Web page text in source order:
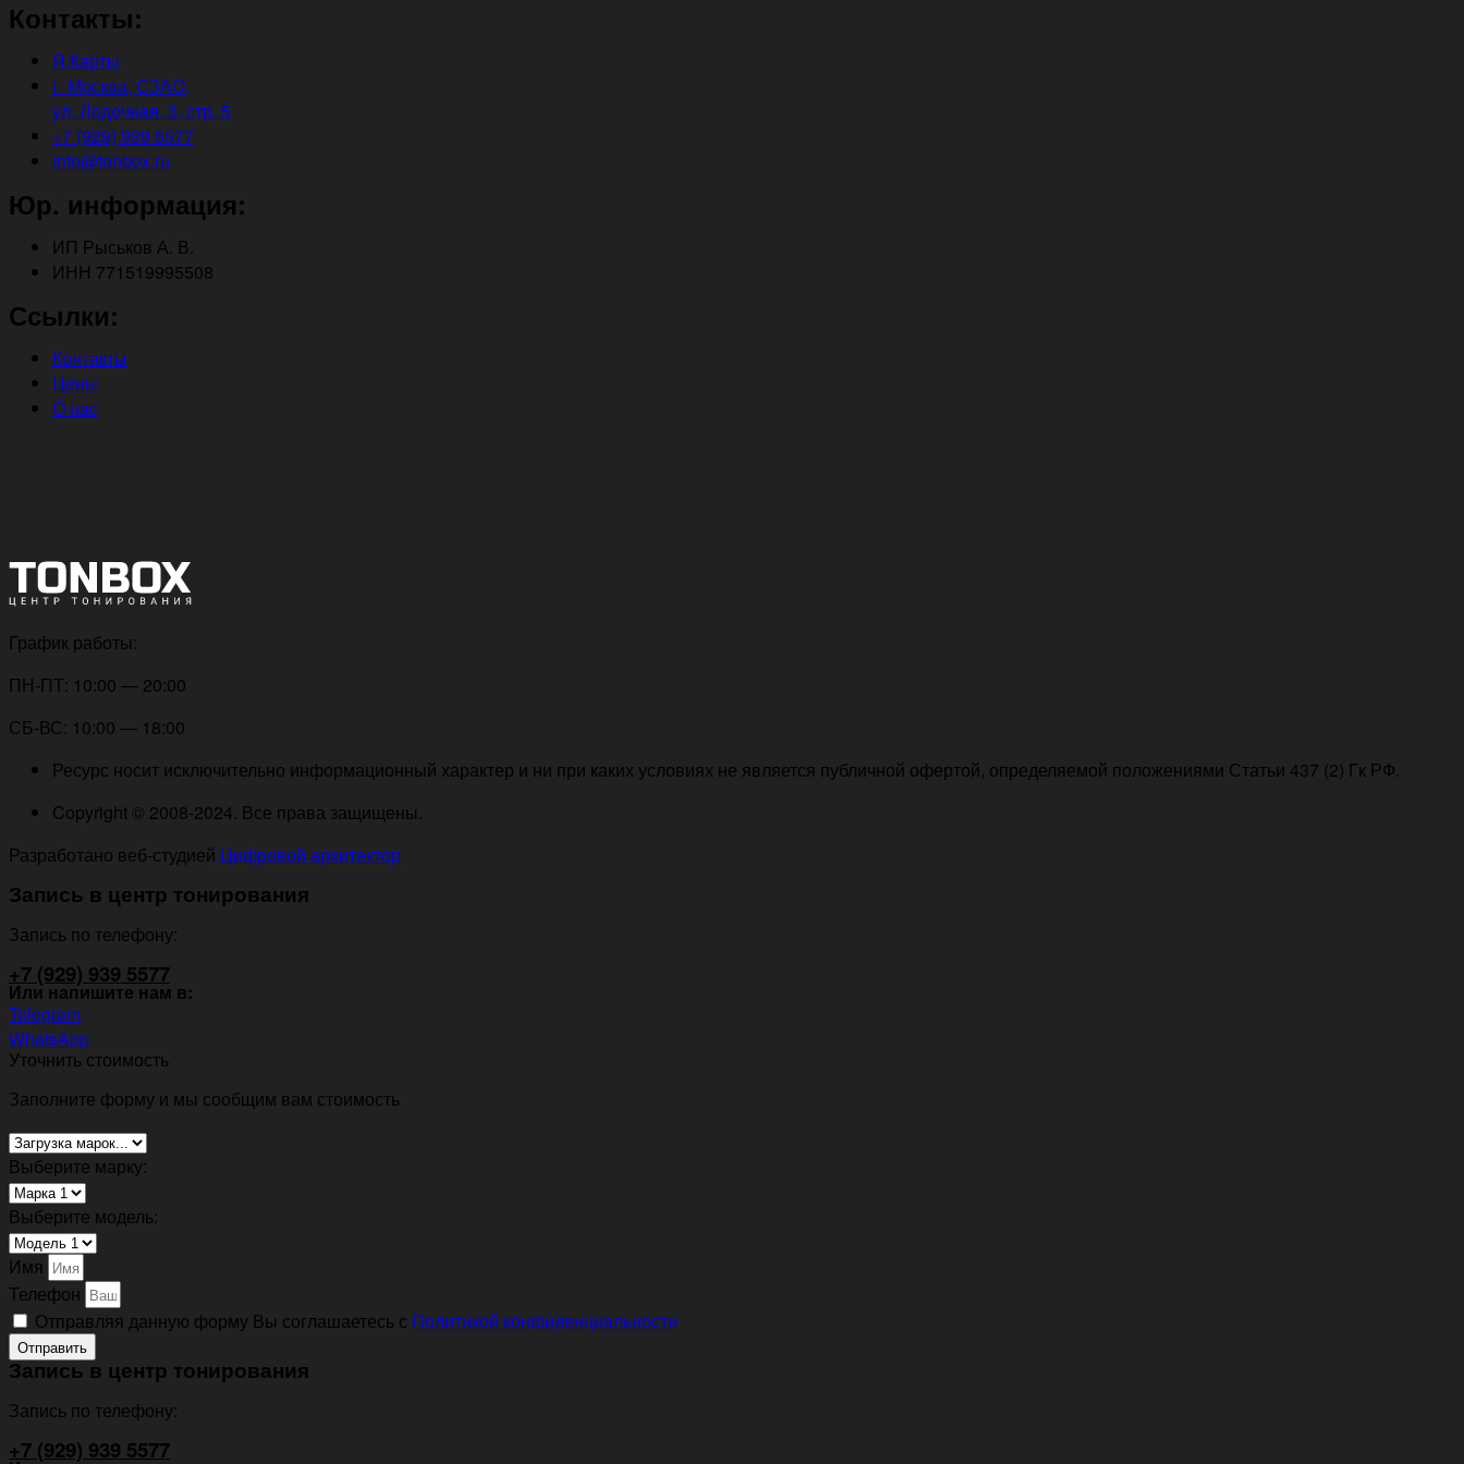
Контакты:
Я.Карты
г. Москва, СЗАО,
ул. Лодочная, 3, стр. 5
+7 (929) 939 5577
info@tonbox.ru
Юр. информация:
ИП Рыськов А. В.
ИНН 771519995508
Ссылки:
Контакты
Цены
О нас
График работы:
ПН-ПТ: 10:00 — 20:00
СБ-ВС: 10:00 — 18:00
Ресурс носит исключительно информационный характер и ни при каких условиях не является публичной офертой, определяемой положениями Статьи 437 (2) Гк РФ.
Copyright © 2008-2024. Все права защищены.
Разработано веб-студией Цифровой архитектор
Запись в центр тонирования
Запись по телефону:
+7 (929) 939 5577
Или напишите нам в:
Telegram
WhatsApp
Уточнить стоимость
Заполните форму и мы сообщим вам стоимость
Выберите марку:
Выберите модель:
Имя
Телефон
Отправляя данную форму Вы соглашаетесь с Политикой конфиденциальности
Отправить
Запись в центр тонирования
Запись по телефону:
+7 (929) 939 5577